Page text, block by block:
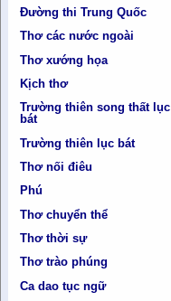
Đường thi Trung Quốc
Thơ các nước ngoài
Thơ xướng họa
Kịch thơ
Trường thiên song thất lục
bát
Trường thiên lục bát
Thơ nối điêu
Phú
Thơ chuyển thể
Thơ thời sự
Thơ trào phúng
Ca dao tục ngữ